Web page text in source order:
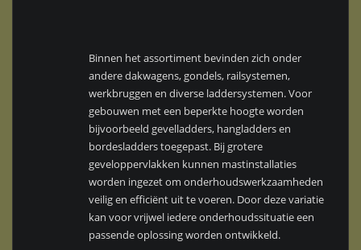
Binnen het assortiment bevinden zich onder
andere dakwagens, gondels, railsystemen,
werkbruggen en diverse laddersystemen. Voor
gebouwen met een beperkte hoogte worden
bijvoorbeeld gevelladders, hangladders en
bordesladders toegepast. Bij grotere
geveloppervlakken kunnen mastinstallaties
worden ingezet om onderhoudswerkzaamheden
veilig en efficiënt uit te voeren. Door deze variatie
kan voor vrijwel iedere onderhoudssituatie een
passende oplossing worden ontwikkeld.